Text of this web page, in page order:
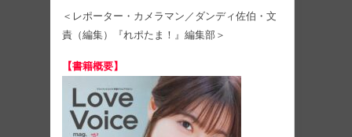
＜レポーター・カメラマン／ダンディ佐伯・文
責（編集）『れポたま！』編集部＞
【書籍概要】